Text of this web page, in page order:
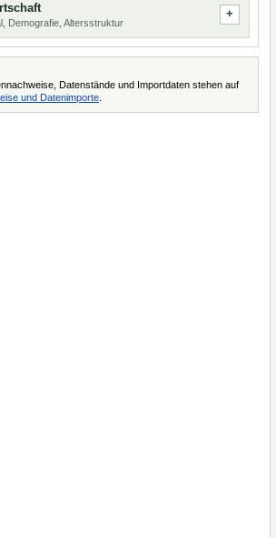
Demografie, Altersstruktur
Datenstände und Importdaten stehen auf
und Datenimporte